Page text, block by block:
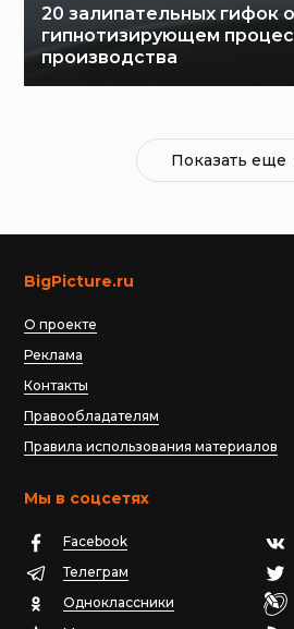
20 залипательных гифок о
гипнотизирующем
производства
Показать еще
BigPicture.ru
О проекте
Реклама
Контакты
Правообладателям
Правила использования материалов
Мы в соцсетях
Facebook
Телеграм
Одноклассники